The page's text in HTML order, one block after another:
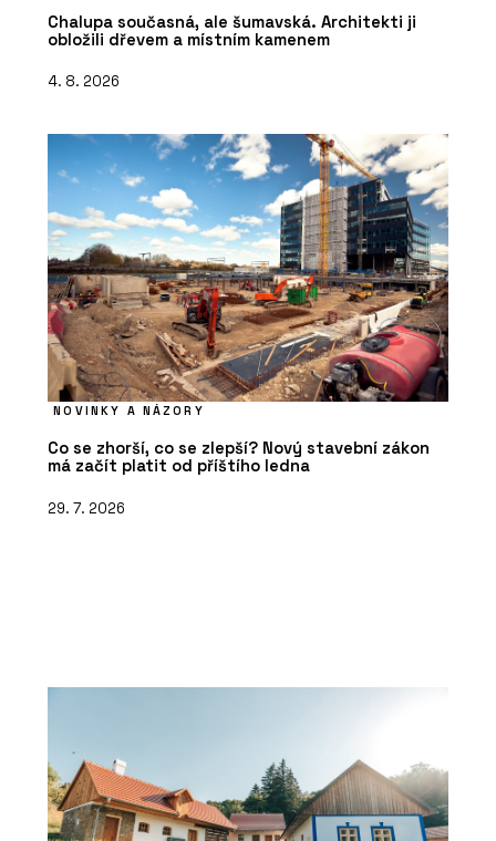
Chalupa současná, ale šumavská. Architekti ji
obložili dřevem a místním kamenem
4. 8. 2026
NOVINKY A NÁZORY
Co se zhorší, co se zlepší? Nový stavební zákon
má začít platit od příštího ledna
29. 7. 2026